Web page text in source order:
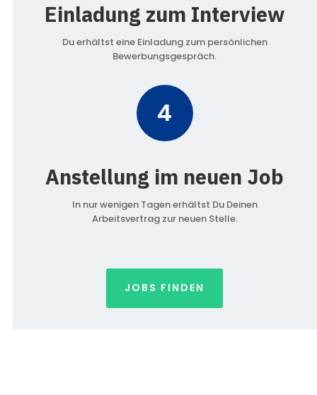
Einladung zum Interview
Du erhältst eine Einladung zum persönlichen
Bewerbungsgespräch.
4
Anstellung im neuen Job
In nur wenigen Tagen erhältst Du Deinen
Arbeitsvertrag zur neuen Stelle.
JOBS FINDEN